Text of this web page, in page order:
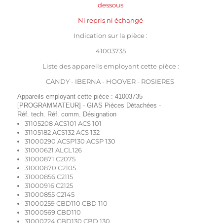
dessous
Ni repris ni échangé
Indication sur la pièce :
41003735
Liste des appareils employant cette pièce :
CANDY - IBERNA - HOOVER - ROSIERES
Appareils employant cette pièce : 41003735
[PROGRAMMATEUR] - GIAS Pièces Détachées -
Réf. tech. Réf. comm. Désignation
31105208 ACS101 ACS 101
31105182 ACS132 ACS 132
31000290 ACSP130 ACSP 130
31000621 ALCL126
31000871 C2075
31000870 C2105
31000856 C2115
31000916 C2125
31000855 C2145
31000259 CBD110 CBD 110
31000569 CBD110
31000224 CBD130 CBD 130